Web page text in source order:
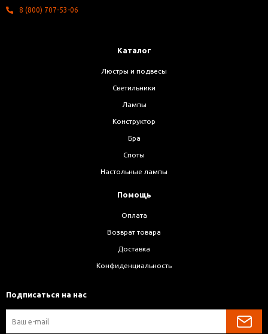
8 (800) 707-53-06
Каталог
Люстры и подвесы
Светильники
Лампы
Конструктор
Бра
Споты
Настольные лампы
Помощь
Оплата
Возврат товара
Доставка
Конфиденциальность
Подписаться на нас